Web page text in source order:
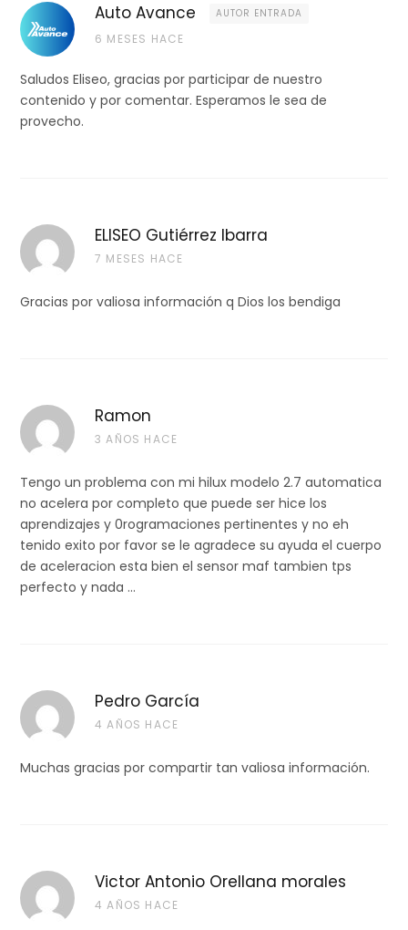
Auto Avance AUTOR ENTRADA
6 MESES HACE
Saludos Eliseo, gracias por participar de nuestro
contenido y por comentar. Esperamos le sea de
provecho.
ELISEO Gutiérrez Ibarra
7 MESES HACE
Gracias por valiosa información q Dios los bendiga
Ramon
3 AÑOS HACE
Tengo un problema con mi hilux modelo 2.7 automatica
no acelera por completo que puede ser hice los
aprendizajes y 0rogramaciones pertinentes y no eh
tenido exito por favor se le agradece su ayuda el cuerpo
de aceleracion esta bien el sensor maf tambien tps
perfecto y nada …
Pedro García
4 AÑOS HACE
Muchas gracias por compartir tan valiosa información.
Victor Antonio Orellana morales
4 AÑOS HACE